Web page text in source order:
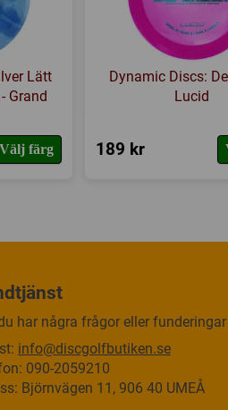
Lätt
Grand
Välj färg
Dynamic Discs:
Lucid
189 kr
har några frågor eller
info@discgolfbutiken.se
090-2059210
Björnvägen 11, 906 40 UMEÅ